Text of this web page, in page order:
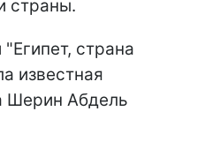
страны.
страна
известная
Шерин Абдель